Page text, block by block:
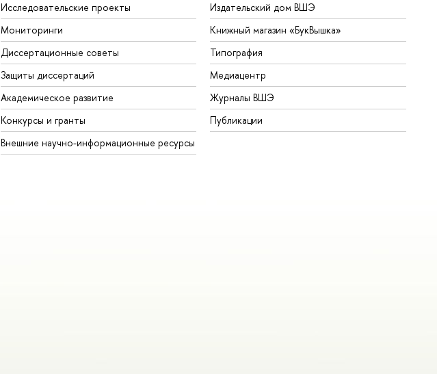
Исследовательские проекты
Мониторинги
Диссертационные советы
Защиты диссертаций
Академическое развитие
Конкурсы и гранты
Внешние научно-информационные ресурсы
Издательский дом ВШЭ
Книжный магазин «БукВышка»
Типография
Медиацентр
Журналы ВШЭ
Публикации